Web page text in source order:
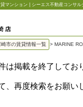
崎市の賃貸情報一覧 > MARINE
は掲載を終了してお
、再度検索をお願い